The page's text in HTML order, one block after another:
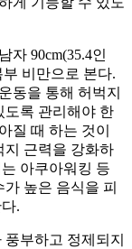
자 90cm(35.4인
부 비만으로 본다.
동을 통해 허벅지
도록 관리해야 한
질 때 하는 것이
지 근력을 강화하
아쿠아워킹 등
높은 음식을 피
.
부하고 정제되지